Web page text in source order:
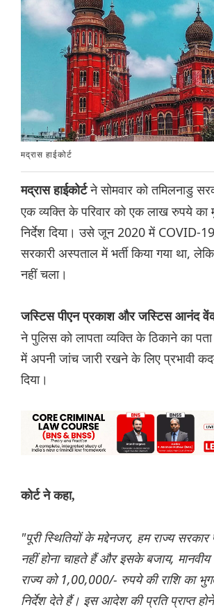
मद्रास हाईकोर्ट
मद्रास हाईकोर्टने सोमवार को तमिलनाडु
एक व्यक्ति के परिवार को एक लाख रुपये
निर्देश दिया। उसे जून 2020 में COVID-
सरकारी अस्पताल में भर्ती किया गया था,
नहीं चला।
जस्टिस पीएन प्रकाश और जस्टिस आनंद
ने पुलिस को लापता व्यक्ति के ठिकाने का
में अपनी जांच जारी रखने के लिए प्रभावी
दिया।
कोर्ट ने कहा,
"पूरी स्थितियों के मद्देनजर, हम राज्य
नहीं होना चाहते हैं और इसके बजाय,
राज्य को 1,00,000/- रुपये की राशि का
निर्देश देते हैं। इस आदेश की प्रति प्राप्त